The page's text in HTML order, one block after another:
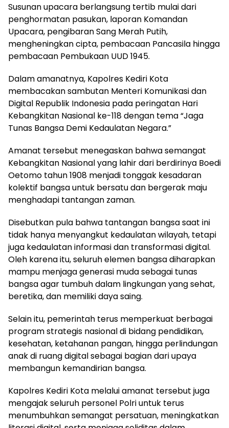
Susunan upacara berlangsung tertib mulai dari
penghormatan pasukan, laporan Komandan
Upacara, pengibaran Sang Merah Putih,
mengheningkan cipta, pembacaan Pancasila hingga
pembacaan Pembukaan UUD 1945.
Dalam amanatnya, Kapolres Kediri Kota
membacakan sambutan Menteri Komunikasi dan
Digital Republik Indonesia pada peringatan Hari
Kebangkitan Nasional ke-118 dengan tema “Jaga
Tunas Bangsa Demi Kedaulatan Negara.”
Amanat tersebut menegaskan bahwa semangat
Kebangkitan Nasional yang lahir dari berdirinya Boedi
Oetomo tahun 1908 menjadi tonggak kesadaran
kolektif bangsa untuk bersatu dan bergerak maju
menghadapi tantangan zaman.
Disebutkan pula bahwa tantangan bangsa saat ini
tidak hanya menyangkut kedaulatan wilayah, tetapi
juga kedaulatan informasi dan transformasi digital.
Oleh karena itu, seluruh elemen bangsa diharapkan
mampu menjaga generasi muda sebagai tunas
bangsa agar tumbuh dalam lingkungan yang sehat,
beretika, dan memiliki daya saing.
Selain itu, pemerintah terus memperkuat berbagai
program strategis nasional di bidang pendidikan,
kesehatan, ketahanan pangan, hingga perlindungan
anak di ruang digital sebagai bagian dari upaya
membangun kemandirian bangsa.
Kapolres Kediri Kota melalui amanat tersebut juga
mengajak seluruh personel Polri untuk terus
menumbuhkan semangat persatuan, meningkatkan